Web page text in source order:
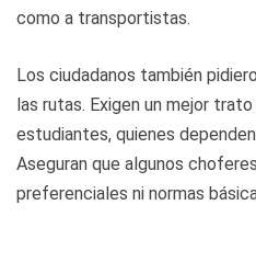
como a transportistas.
Los ciudadanos también
las rutas. Exigen un mejor
estudiantes, quienes
Aseguran que algunos
preferenciales ni normas